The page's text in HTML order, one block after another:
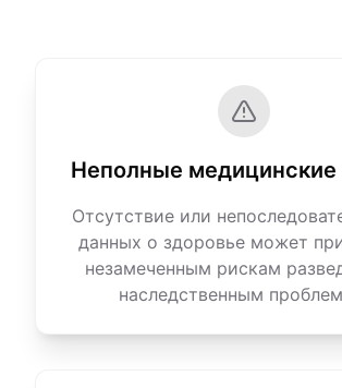
Неполные медицинские
Отсутствие или
данных о здоровье может
незамеченным рискам
наследственным